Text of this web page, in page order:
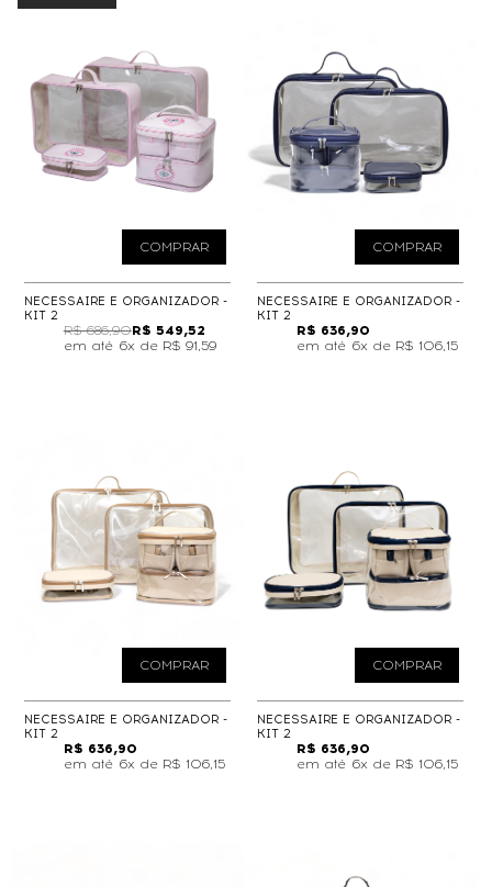
COMPRAR
NECESSAIRE E ORGANIZADOR -
KIT 2
R$ 686,90R$ 549,52
6x de R$ 91,59
COMPRAR
NECESSAIRE E ORGANIZADOR -
KIT 2
R$ 636,90
6x de R$ 106,15
COMPRAR
NECESSAIRE E ORGANIZADOR -
KIT 2
R$ 636,90
6x de R$ 106,15
COMPRAR
NECESSAIRE E ORGANIZADOR -
KIT 2
R$ 636,90
6x de R$ 106,15